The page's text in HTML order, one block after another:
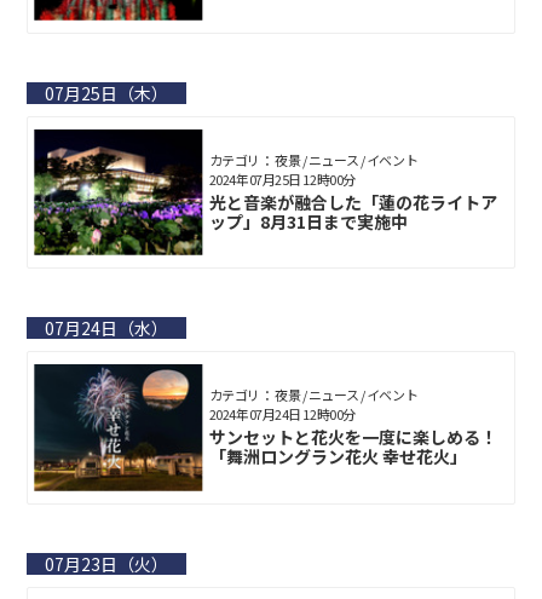
07月25日（木）
カテゴリ： 夜景 / ニュース / イベント
光と音楽が融合した「蓮の花ライトア
ップ」8月31日まで実施中
2024年07月25日 12時00分
07月24日（水）
カテゴリ： 夜景 / ニュース / イベント
サンセットと花火を一度に楽しめる！
「舞洲ロングラン花火 幸せ花火」
2024年07月24日 12時00分
07月23日（火）